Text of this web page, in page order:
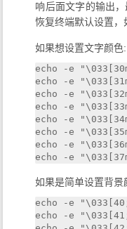
响后面文字的输出
恢复终端默认设置，
如果想设置文字颜色:
echo -e
echo -e
echo -e
echo -e
echo -e
echo -e
echo -e
如果是简单设置背景
echo -e
echo -e